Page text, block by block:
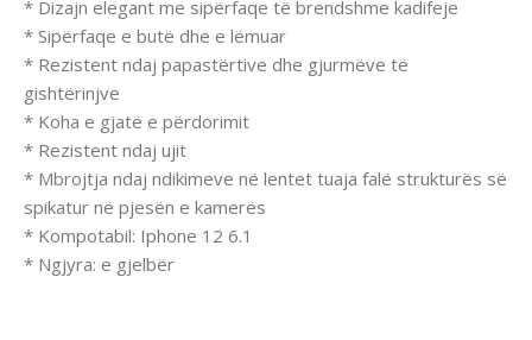
* Dizajn elegant me sipërfaqe të brendshme kadifeje
* Sipërfaqe e butë dhe e lëmuar
* Rezistent ndaj papastërtive dhe gjurmëve të
gishtërinjve
* Koha e gjatë e përdorimit
* Rezistent ndaj ujit
* Mbrojtja ndaj ndikimeve në lentet tuaja falë strukturës së
spikatur në pjesën e kamerës
* Kompotabil: Iphone 12 6.1
* Ngjyra: e gjelbër